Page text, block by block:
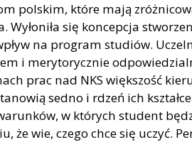
polskim, które mają
Wyłoniła się koncepcja
na program studiów.
i merytorycznie
prac nad NKS większość
sedno i rdzeń ich
w których student
że wie, czego chce się uczyć.